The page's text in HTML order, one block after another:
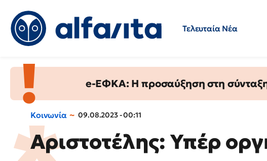
Τελευταία Νέα
e-ΕΦΚΑ: Η προσαύξηση στη σύνταξη
Κοινωνία 09.08.2023 - 00:11
Αριστοτέλης: Υπέρ